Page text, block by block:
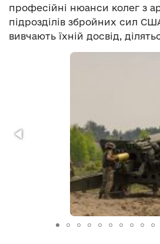
професійні нюанси колег з
підрозділів збройних сил
вивчають їхній досвід,